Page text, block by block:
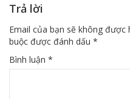
Trả lời
Email của bạn sẽ không được
buộc được đánh dấu *
Bình luận *